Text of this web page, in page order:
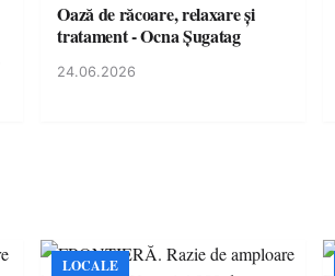
Oază de răcoare, relaxare și
tratament - Ocna Șugatag
24.06.2026
LOCALE